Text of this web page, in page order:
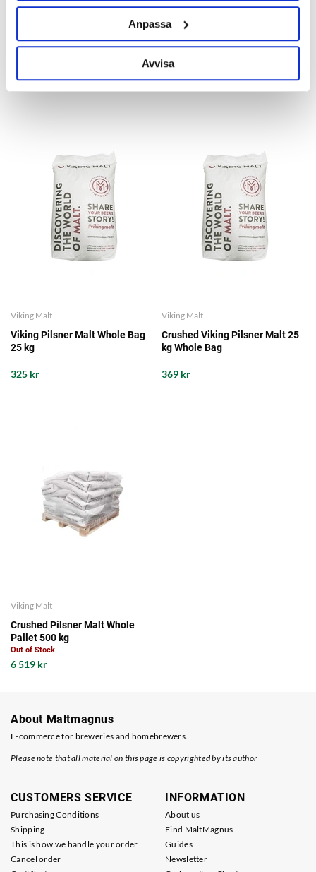
Anpassa
Avvisa
Viking Pilsner Malt Whole Pallet
9 852 kr
Viking Malt
Viking Pilsner Malt
19 kr/kg
Viking Malt
Viking Pilsner Malt Whole Bag
25 kg
325 kr
Viking Malt
Crushed Viking Pilsner Malt 25
kg Whole Bag
369 kr
Viking Malt
Crushed Pilsner Malt Whole
Pallet 500 kg
Out of Stock
6 519 kr
About Maltmagnus
E-commerce for breweries and homebrewers.
Please note that all material on this page is copyrighted by its author
CUSTOMERS SERVICE
Purchasing Conditions
Shipping
This is how we handle your order
Cancel order
INFORMATION
About us
Find MaltMagnus
Guides
Newsletter